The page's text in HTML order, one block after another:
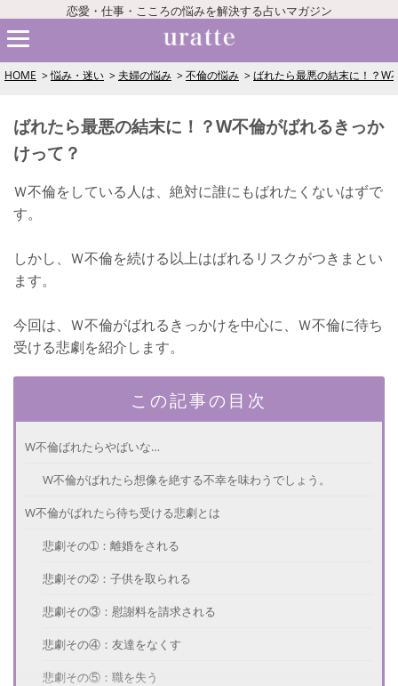
恋愛・仕事・こころの悩みを解決する占いマガジン
HOME 悩み・迷い 夫婦の悩み 不倫の悩み ばれたら最悪の結末に！？W
ばれたら最悪の結末に！？W不倫がばれるきっか
けって？
Ｗ不倫をしている人は、絶対に誰にもばれたくないはずで
す。
しかし、Ｗ不倫を続ける以上はばれるリスクがつきまとい
ます。
今回は、Ｗ不倫がばれるきっかけを中心に、Ｗ不倫に待ち
受ける悲劇を紹介します。
この記事の目次
W不倫ばれたらやばいな…
W不倫がばれたら想像を絶する不幸を味わうでしょう。
W不倫がばれたら待ち受ける悲劇とは
悲劇その➀：離婚をされる
悲劇その➁：子供を取られる
悲劇その③：慰謝料を請求される
悲劇その④：友達をなくす
悲劇その⑤：職を失う